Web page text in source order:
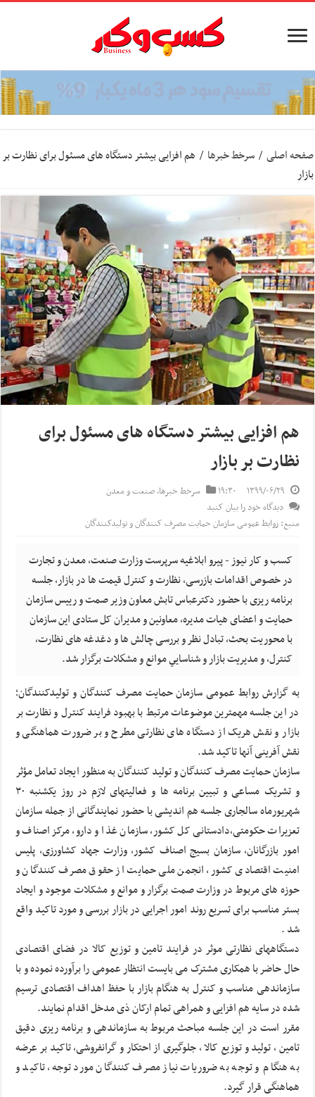
صفحه اصلی / سرخط خبرها / هم افزایی بیشتر دستگاه های مسئول برای نظارت بر
بازار
هم افزایی بیشتر دستگاه های مسئول برای
نظارت بر بازار
۱۳۹۹/۰۶/۲۹ ۱۹:۳۰ سرخط خبرها,صنعت و معدن
دیدگاه خود را بیان کنید
منبع: روابط عمومی سازمان حمایت مصرف کنندگان و تولیدکنندگان
کسب و کار نیوز - پیرو ابلاغیه سرپرست وزارت صنعت، معدن و تجارت
در خصوص اقدامات بازرسی، نظارت و کنترل قیمت ها در بازار، جلسه
برنامه ریزی با حضور دکترعباس تابش معاون وزیر صمت و رییس سازمان
حمایت و اعضای هیات مدیره، معاونین و مدیران کل ستادی این سازمان
با محوریت بحث، تبادل نظر و بررسی چالش ها و دغدغه های نظارت،
کنترل، و مدیریت بازار و ﺷﻨﺎﺳﺎﻳﻲ ﻣﻮاﻧﻊ و ﻣﺸﻜﻼت برگزار شد.
به گزارش روابط عمومی سازمان حمایت مصرف کنندگان و تولیدکنندگان؛
در این جلسه مهمترین موضوعات مرتبط با بهبود فرایند کنترل و نظارت بر
بازار و نقش هریک از دستگاه های نظارتی مطرح و بر ضرورت هماهنگی و
نقش آفرینی آنها تاکید شد.
سازمان حمایت مصرف کنندگان و تولید کنندگان به منظور ایجاد تعامل مؤثر
و تشریک مساعی و تبیین برنامه ها و فعالیتهای لازم در روز یکشنبه ۳۰
شهریورماه سالجاری جلسه هم اندیشی با حضور نمایندگانی از جمله سازمان
تعزیرات حکومتی،دادستانی کل کشور، سازمان غذا و دارو، مرکز اصناف و
امور بازرگانان، سازمان بسیج اصناف کشور، وزارت جهاد کشاورزی، پلیس
امنیت اقتصادی کشور، انجمن ملی حمایت از حقوق مصرف کنندگان و
حوزه های مربوط در وزارت صمت برگزار و موانع و مشکلات موجود و ایجاد
بستر مناسب برای تسریع روند امور اجرایی در بازار بررسی و مورد تاکید واقع
شد .
دستگاههای نظارتی موثر در فرایند تامین و توزیع کالا در فضای اقتصادی
حال حاضر با همکاری مشترک می بایست انتظار عمومی را برآورده نموده و با
سازماندهی مناسب و کنترل به هنگام بازار با حفظ اهداف اقتصادی ترسیم
شده در سایه هم افزایی و همراهی تمام ارکان ذی مدخل اقدام نمایند.
مقرر است در این جلسه مباحث مربوط به سازماندهی و برنامه ریزی دقیق
تامین ، تولید و توزیع کالا ، جلوگیری از احتکار و گرانفروشی، تاکید بر عرضه
به هنگام و توجه به ضروریات نیاز مصرف کنندگان مورد توجه، تاکید و
هماهنگی قرار گیرد.